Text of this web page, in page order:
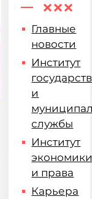
Главные
новости
Институт
и
службы
Институт
и права
Карьера